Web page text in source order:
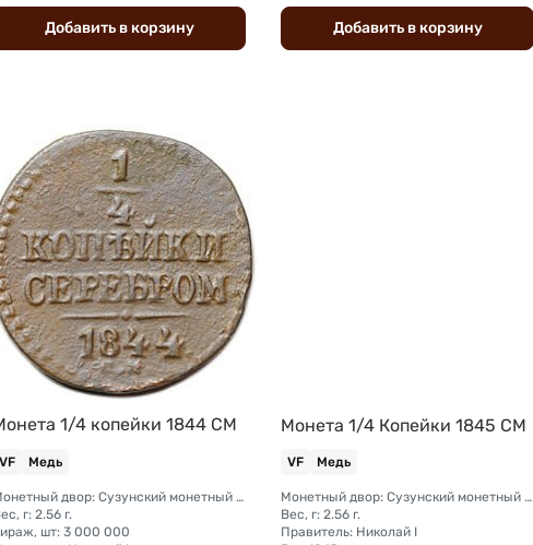
Добавить вкорзину Добавить вкорзину
1/4 копейки 1844 СМ
VF Медь
Монетный двор: Сузунский монетный двор (Сибирь)
г: 2.56 г.
шт: 3 000 000
Монета 1/4 Копейки 1845 СМ
VF Медь
Монетный двор: Сузунский монетный двор (Сибирь)
Вес, г: 2.56 г.
Правитель: Николай I